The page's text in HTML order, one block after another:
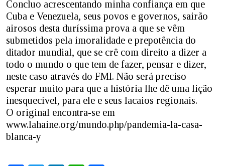
Concluo acrescentando minha confiança em que
Cuba e Venezuela, seus povos e governos, sairão
airosos desta duríssima prova a que se vêm
submetidos pela imoralidade e prepotência do
ditador mundial, que se crê com direito a dizer a
todo o mundo o que tem de fazer, pensar e dizer,
neste caso através do FMI. Não será preciso
esperar muito para que a história lhe dê uma lição
inesquecível, para ele e seus lacaios regionais.
O original encontra-se em
www.lahaine.org/mundo.php/pandemia-la-casa-
blanca-y